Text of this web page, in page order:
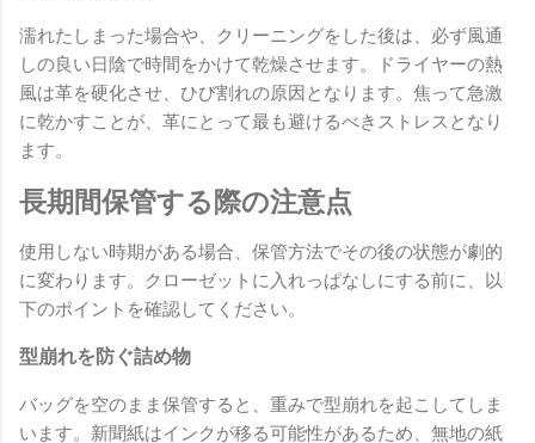
濡れたしまった場合や、クリーニングをした後は、必ず風通
しの良い日陰で時間をかけて乾燥させます。ドライヤーの熱
風は革を硬化させ、ひび割れの原因となります。焦って急激
に乾かすことが、革にとって最も避けるべきストレスとなり
ます。
長期間保管する際の注意点
使用しない時期がある場合、保管方法でその後の状態が劇的
に変わります。クローゼットに入れっぱなしにする前に、以
下のポイントを確認してください。
型崩れを防ぐ詰め物
バッグを空のまま保管すると、重みで型崩れを起こしてしま
います。新聞紙はインクが移る可能性があるため、無地の紙